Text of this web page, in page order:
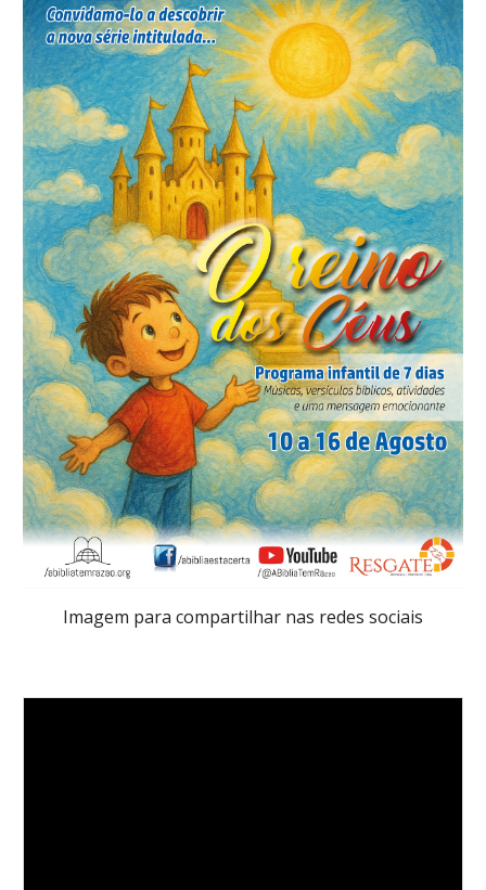
Imagem para compartilhar nas redes sociais